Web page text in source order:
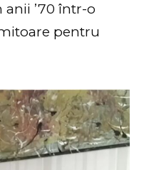
’70 într-o
pentru